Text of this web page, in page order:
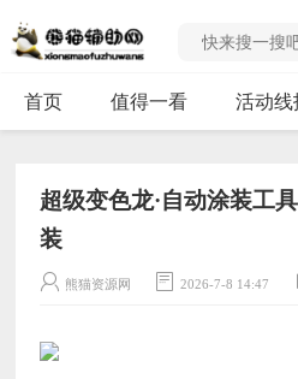
首页 值得一看 活动线
超级变色龙·自动涂装工
装
熊猫资源网 2026-7-8 14:47